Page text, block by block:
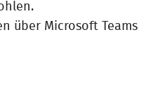
über Microsoft Teams